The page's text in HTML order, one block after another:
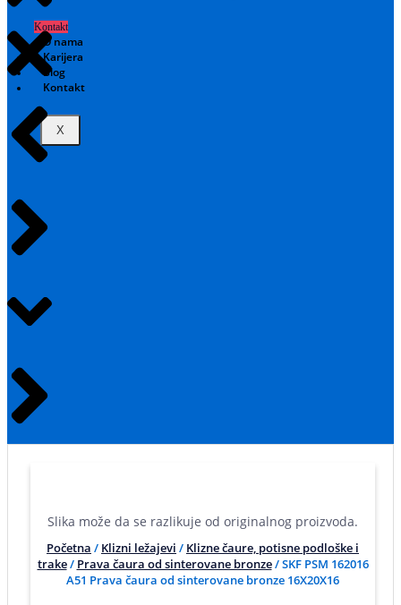
Kontakt
O nama
Karijera
Blog
Kontakt
X
Slika može da se razlikuje od originalnog proizvoda.
Početna / Klizni ležajevi / Klizne čaure, potisne podloške i
trake/ Prava čaura od sinterovane bronze/ SKF PSM 162016
A51 Prava čaura od sinterovane bronze 16X20X16